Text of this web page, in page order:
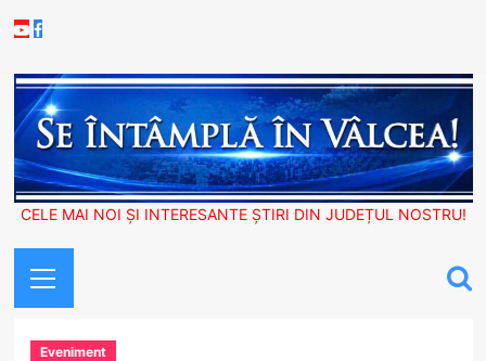
to
Youtube
Facebook
CELE MAI NOI ȘI INTERESANTE ȘTIRI DIN JUDEȚUL NOSTRU!
Menu
Eveniment